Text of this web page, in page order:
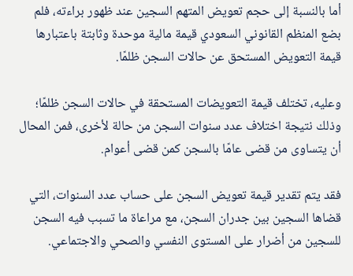
أما بالنسبة إلى حجم تعويض المتهم السجين عند ظهور براءته، فلم
بضع المنظم القانوني السعودي قيمة مالية موحدة وثابتة باعتبارها
قيمة التعويض المستحق عن حالات السجن ظلمًا.
وعليه، تختلف قيمة التعويضات المستحقة في حالات السجن ظلمًا؛
وذلك نتيجة اختلاف عدد سنوات السجن من حالة لأخرى، فمن المحال
أن يتساوى من قضى عامًا بالسجن كمن قضى أعوام.
فقد يتم تقدير قيمة تعويض السجن على حساب عدد السنوات، التي
قضاها السجين بين جدران السجن، مع مراعاة ما تسبب فيه السجن
للسجين من أضرار على المستوى النفسي والصحي والاجتماعي.